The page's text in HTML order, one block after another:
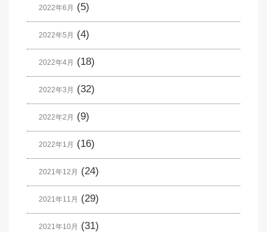
2022年6月 (5)
2022年5月 (4)
2022年4月 (18)
2022年3月 (32)
2022年2月 (9)
2022年1月 (16)
2021年12月 (24)
2021年11月 (29)
2021年10月 (31)